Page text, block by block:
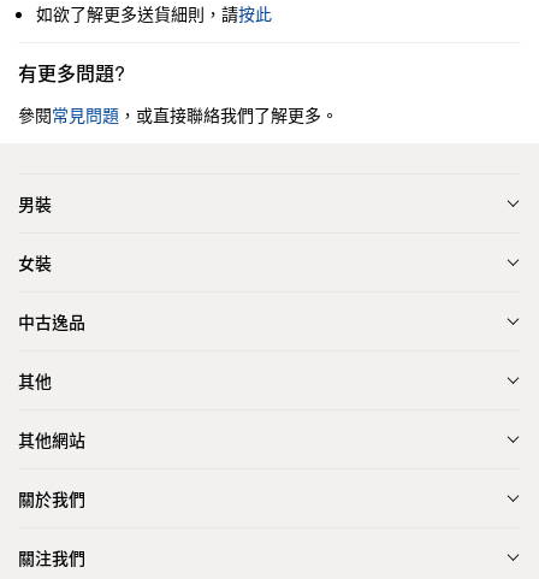
如欲了解更多送貨細則，請按此
有更多問題?
參閱常見問題 ，或直接聯絡我們了解更多。
男裝
女裝
中古逸品
其他
其他網站
關於我們
關注我們